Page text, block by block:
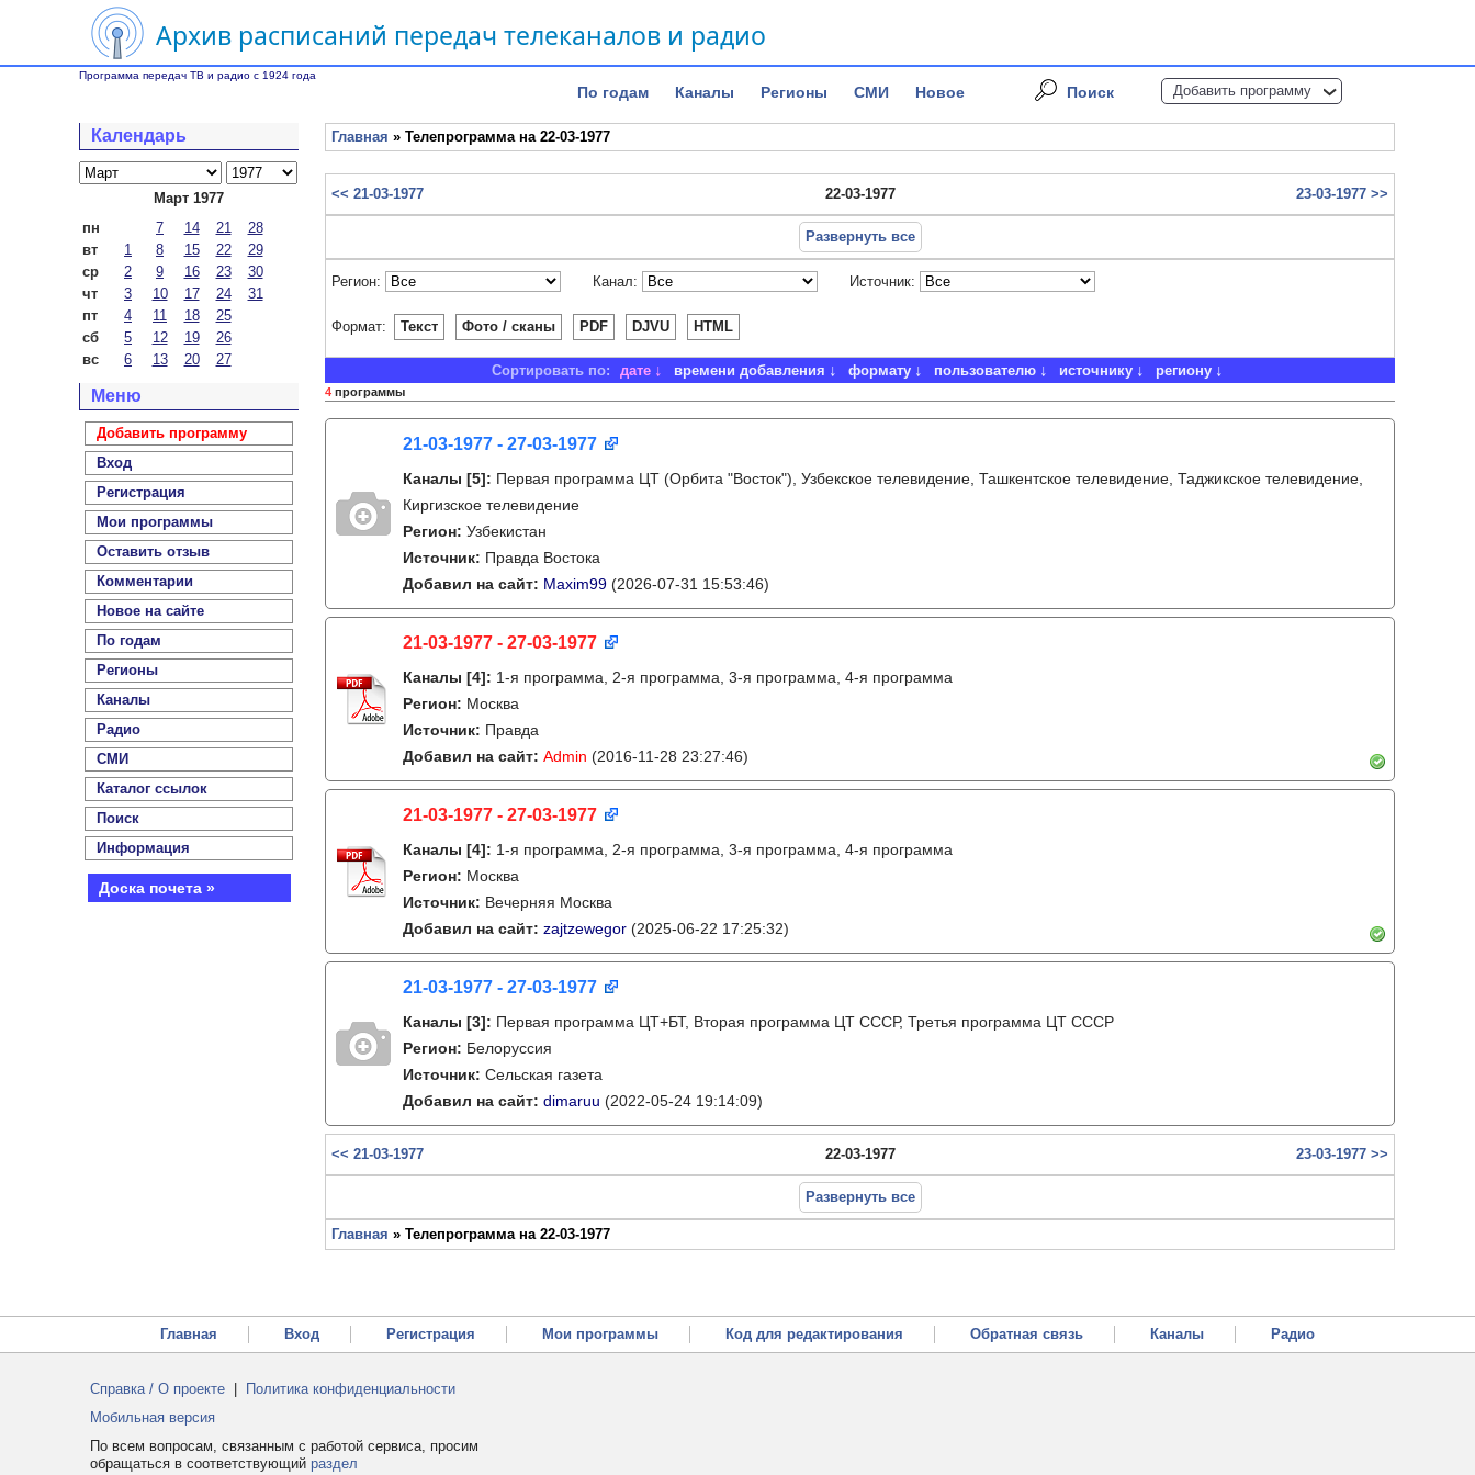
Архив расписаний передач телеканалов и радио
Программа передач ТВ и радио с 1924 года
По годам Каналы Регионы СМИ Новое Поиск Добавить программу
Календарь
Март 1977
пн
7 14 21
28
вт
1 8 15 22
29
ср
2 9 16 23
30
чт
3 10 17 24
31
пт
4 11 18
25
сб
5 12 19
26
вс
6 13 20 27
Меню
Добавить программу
Вход
Регистрация
Мои программы
Оставить отзыв
Комментарии
Новое на сайте
По годам
Регионы
Каналы
Радио
СМИ
Каталог ссылок
Поиск
Информация
Доска почета »
Главная » Телепрограмма на 22-03-1977
<< 21-03-1977 22-03-1977 23-03-1977 >>
Развернуть все
Регион: Канал: Источник:
Формат: Текст Фото / сканы PDF DJVU HTML
Сортировать по: дате времени добавления формату пользователю источнику региону
4 программы
21-03-1977 - 27-03-1977
Каналы [5]: Первая программа ЦТ (Орбита "Восток"), Узбекское телевидение, Ташкентское телевидение, Таджикское телевидение,
Киргизское телевидение
Регион: Узбекистан
Источник: Правда Востока
Добавил на сайт: Maxim99 (2026-07-31 15:53:46)
21-03-1977 - 27-03-1977
Каналы [4]: 1-я программа, 2-я программа, 3-я программа, 4-я программа
Регион: Москва
Источник: Правда
Добавил на сайт: Admin (2016-11-28 23:27:46)
21-03-1977 - 27-03-1977
Каналы [4]: 1-я программа, 2-я программа, 3-я программа, 4-я программа
Регион: Москва
Источник: Вечерняя Москва
Добавил на сайт: zajtzewegor (2025-06-22 17:25:32)
21-03-1977 - 27-03-1977
Каналы [3]: Первая программа ЦТ+БТ, Вторая программа ЦТ ССCР, Третья программа ЦТ ССCР
Регион: Белоруссия
Источник: Сельская газета
Добавил на сайт: dimaruu (2022-05-24 19:14:09)
<< 21-03-1977 22-03-1977 23-03-1977 >>
Развернуть все
Главная » Телепрограмма на 22-03-1977
Главная Вход Регистрация Мои программы Код для редактирования Обратная связь Каналы Радио
Справка / О проекте
Политика конфиденциальности
Мобильная версия
По всем вопросам, связанным с работой сервиса, просим
обращаться в соответствующий раздел